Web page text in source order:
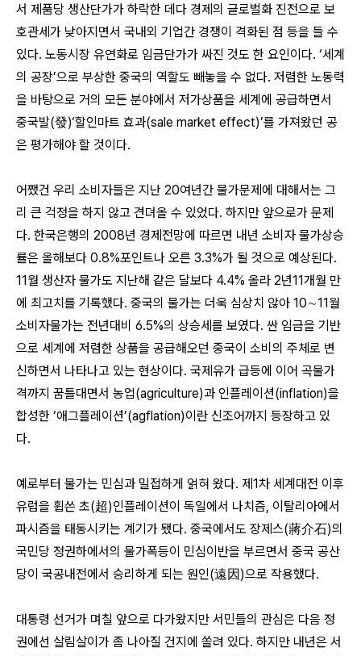
서 제품당 생산단가가 하락한 데다 경제의 글로벌화 진전으로 보
호관세가 낮아지면서 국내외 기업간 경쟁이 격화된 점 등을 들 수
있다. 노동시장 유연화로 임금단가가 싸진 것도 한 요인이다. ‘세계
의 공장’으로 부상한 중국의 역할도 빼놓을 수 없다. 저렴한 노동력
을 바탕으로 거의 모든 분야에서 저가상품을 세계에 공급하면서
중국발(發)‘할인마트 효과(sale market effect)’를 가져왔던 공
은 평가해야 할 것이다.
어쨌건 우리 소비자들은 지난 20여년간 물가문제에 대해서는 그
리 큰 걱정을 하지 않고 견뎌올 수 있었다. 하지만 앞으로가 문제
다. 한국은행의 2008년 경제전망에 따르면 내년 소비자 물가상승
률은 올해보다 0.8%포인트나 오른 3.3%가 될 것으로 예상된다.
11월 생산자 물가도 지난해 같은 달보다 4.4% 올라 2년11개월 만
에 최고치를 기록했다. 중국의 물가는 더욱 심상치 않아 10∼11월
소비자물가는 전년대비 6.5%의 상승세를 보였다. 싼 임금을 기반
으로 세계에 저렴한 상품을 공급해오던 중국이 소비의 주체로 변
신하면서 나타나고 있는 현상이다. 국제유가 급등에 이어 곡물가
격까지 꿈틀대면서 농업(agriculture)과 인플레이션(inflation)을
합성한 ‘애그플레이션’(agflation)이란 신조어까지 등장하고 있
다.
예로부터 물가는 민심과 밀접하게 얽혀 왔다. 제1차 세계대전 이후
유럽을 휩쓴 초(超)인플레이션이 독일에서 나치즘, 이탈리아에서
파시즘을 태동시키는 계기가 됐다. 중국에서도 장제스(蔣介石)의
국민당 정권하에서의 물가폭등이 민심이반을 부르면서 중국 공산
당이 국공내전에서 승리하게 되는 원인(遠因)으로 작용했다.
대통령 선거가 며칠 앞으로 다가왔지만 서민들의 관심은 다음 정
권에선 살림살이가 좀 나아질 건지에 쏠려 있다. 하지만 내년은 서